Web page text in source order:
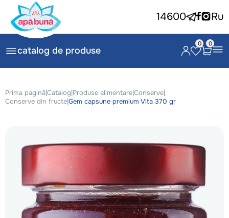
14600 Ru
catalog de produse
0 0
Prima pagină|Catalog|Produse alimentare|Conserve|
Conserve din fructe|Gem capsune premium Vita 370 gr